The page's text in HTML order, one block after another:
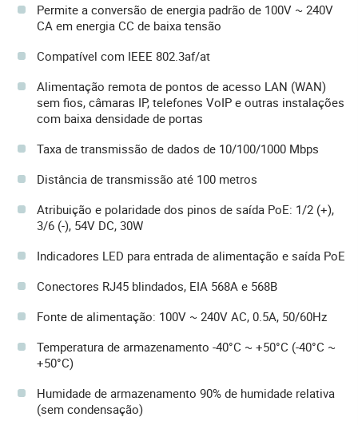
Permite a conversão de energia padrão de 100V ~ 240V
CA em energia CC de baixa tensão
Compatível com IEEE 802.3af/at
Alimentação remota de pontos de acesso LAN (WAN)
sem fios, câmaras IP, telefones VoIP e outras instalações
com baixa densidade de portas
Taxa de transmissão de dados de 10/100/1000 Mbps
Distância de transmissão até 100 metros
Atribuição e polaridade dos pinos de saída PoE: 1/2 (+),
3/6 (-), 54V DC, 30W
Indicadores LED para entrada de alimentação e saída PoE
Conectores RJ45 blindados, EIA 568A e 568B
Fonte de alimentação: 100V ~ 240V AC, 0.5A, 50/60Hz
Temperatura de armazenamento -40°C ~ +50°C (-40°C ~
+50°C)
Humidade de armazenamento 90% de humidade relativa
(sem condensação)